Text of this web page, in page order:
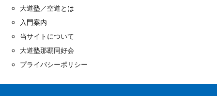
大道塾／空道とは
入門案内
当サイトについて
大道塾那覇同好会
プライバシーポリシー